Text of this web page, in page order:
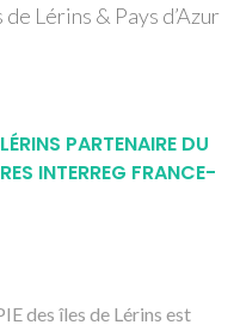
Lérins & Pays d’Azur
PARTENAIRE DU
INTERREG FRANCE-
des îles de Lérins est